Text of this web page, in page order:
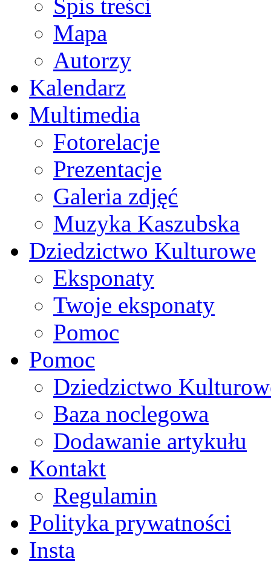
Spis treści
Mapa
Autorzy
Kalendarz
Multimedia
Fotorelacje
Prezentacje
Galeria zdjęć
Muzyka Kaszubska
Dziedzictwo Kulturowe
Eksponaty
Twoje eksponaty
Pomoc
Pomoc
Dziedzictwo
Baza noclegowa
Dodawanie artykułu
Kontakt
Regulamin
Polityka prywatności
Insta